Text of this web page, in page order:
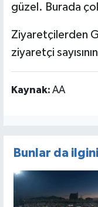
güzel. Burada
Ziyaretçilerden
ziyaretçi
Kaynak: AA
Bunlar da